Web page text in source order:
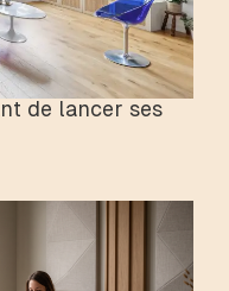
de lancer ses